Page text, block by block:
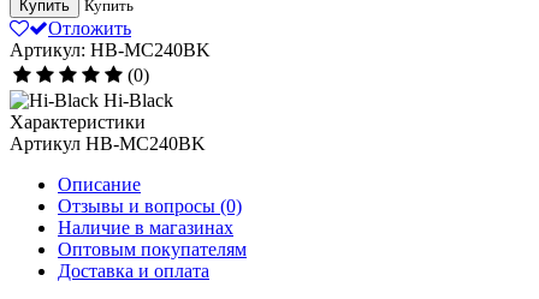
Купить Купить
Отложить
Артикул: HB-MC240BK
(0)
Hi-Black
Характеристики
Артикул HB-MC240BK
Описание
Отзывы и вопросы (0)
Наличие в магазинах
Оптовым покупателям
Доставка и оплата